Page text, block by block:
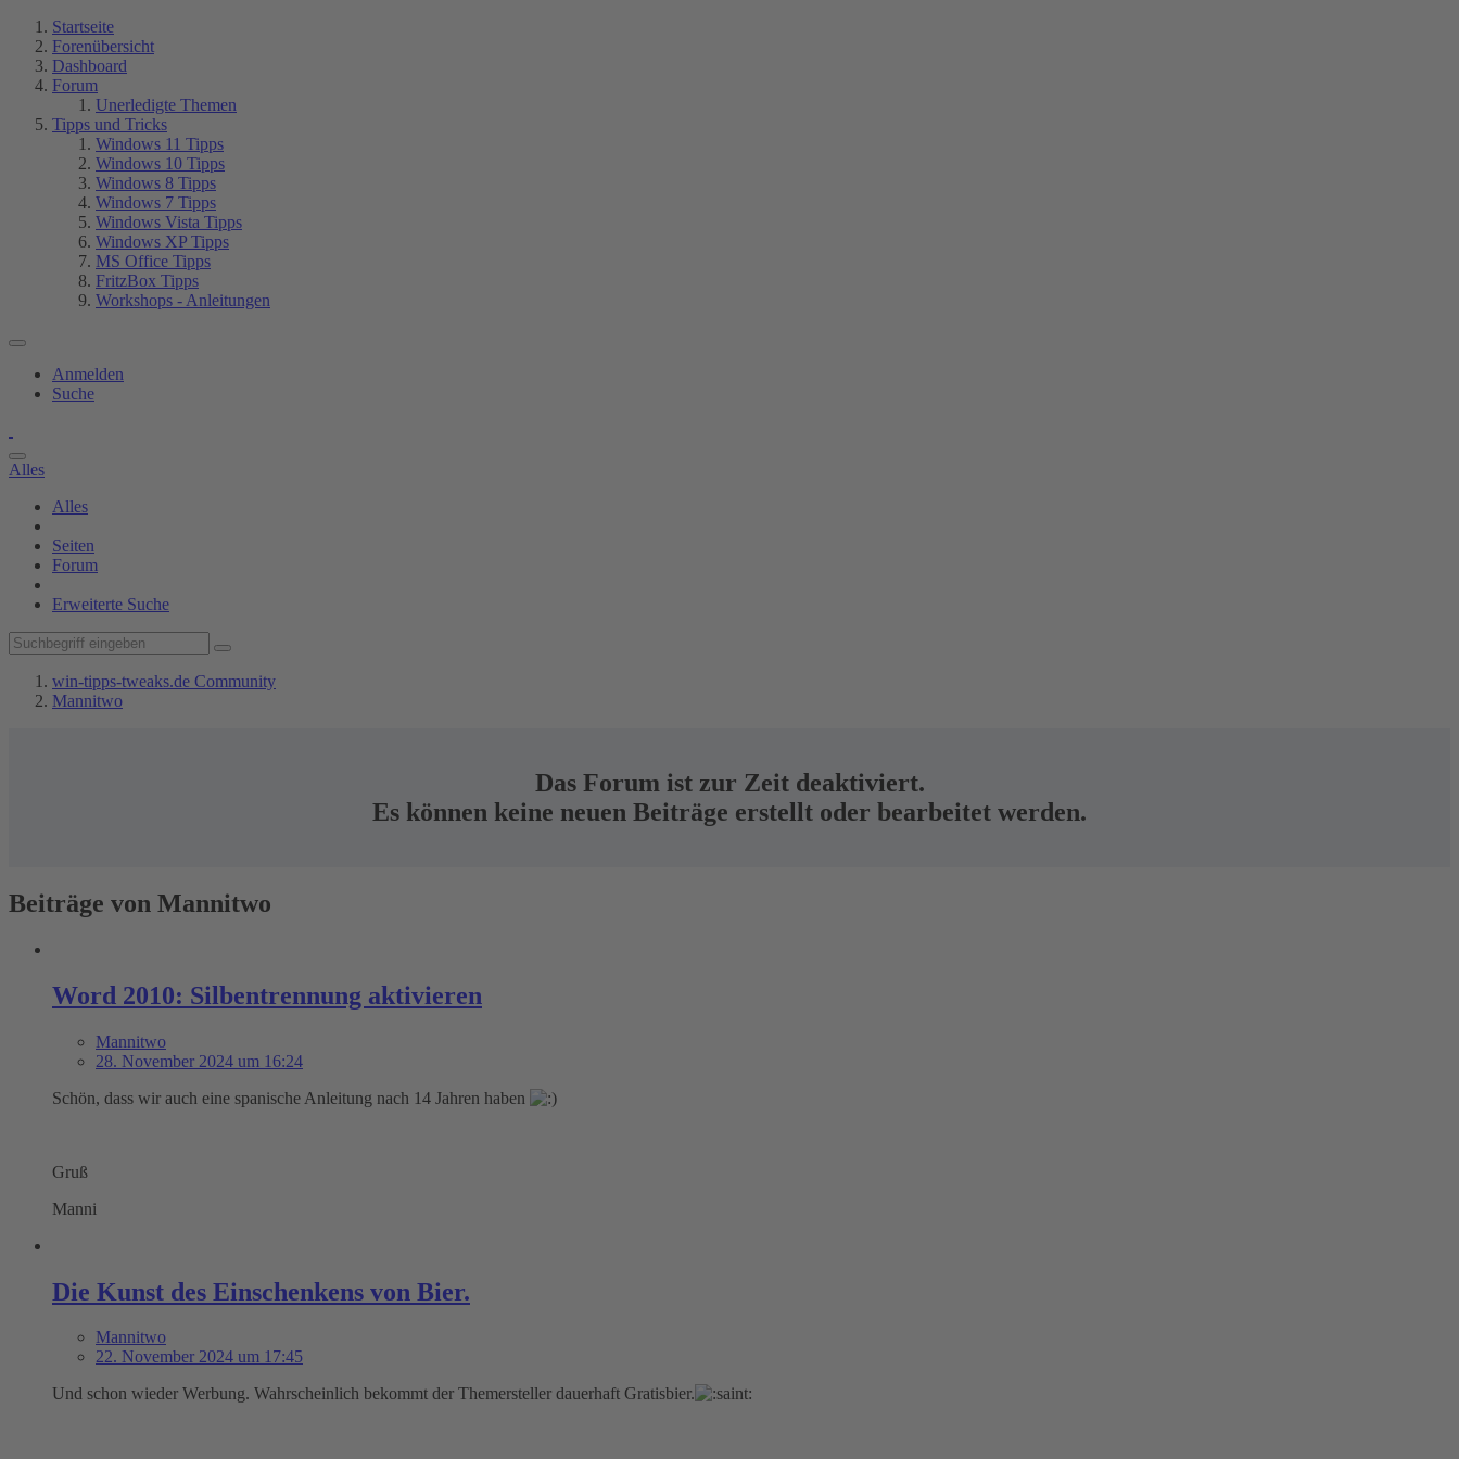
Startseite
Forenübersicht
Dashboard
Forum
Unerledigte Themen
Tipps und Tricks
Windows 11 Tipps
Windows 10 Tipps
Windows 8 Tipps
Windows 7 Tipps
Windows Vista Tipps
Windows XP Tipps
MS Office Tipps
FritzBox Tipps
Workshops - Anleitungen
Anmelden
Suche
Alles
Alles
Seiten
Forum
Erweiterte Suche
win-tipps-tweaks.de Community
Mannitwo
Das Forum ist zur Zeit deaktiviert.
Es können keine neuen Beiträge erstellt oder bearbeitet werden.
Beiträge von Mannitwo
Word 2010: Silbentrennung aktivieren
Mannitwo
28. November 2024 um 16:24
Schön, dass wir auch eine spanische Anleitung nach 14 Jahren haben
Gruß
Manni
Die Kunst des Einschenkens von Bier.
Mannitwo
22. November 2024 um 17:45
Und schon wieder Werbung. Wahrscheinlich bekommt der Themersteller dauerhaft Gratisbier.